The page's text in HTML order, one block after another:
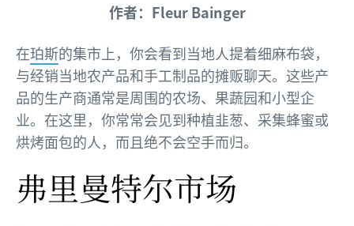
作者：Fleur Bainger
在珀斯的集市上，你会看到当地人提着细麻布袋，
与经销当地农产品和手工制品的摊贩聊天。这些产
品的生产商通常是周围的农场、果蔬园和小型企
业。在这里，你常常会见到种植韭葱、采集蜂蜜或
烘烤面包的人，而且绝不会空手而归。
弗里曼特尔市场